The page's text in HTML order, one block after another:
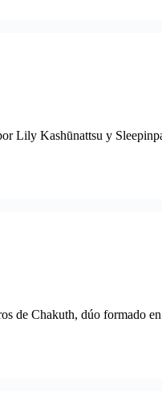
Lily Kashūnattsu y
de Chakuth, dúo formado